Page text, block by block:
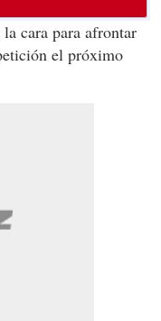
la cara para afrontar
el próximo